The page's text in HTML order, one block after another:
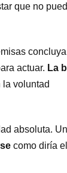
que no
actuar. La
voluntad
absoluta.
como diría el